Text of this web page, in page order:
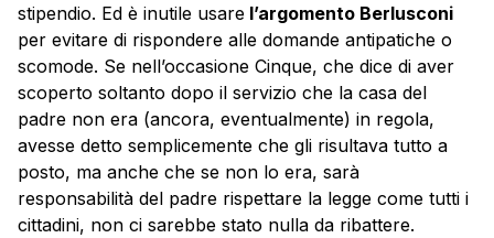
stipendio. Ed è inutile usare l’argomento Berlusconi
per evitare di rispondere alle domande antipatiche o
scomode. Se nell’occasione Cinque, che dice di aver
scoperto soltanto dopo il servizio che la casa del
padre non era (ancora, eventualmente) in regola,
avesse detto semplicemente che gli risultava tutto a
posto, ma anche che se non lo era, sarà
responsabilità del padre rispettare la legge come tutti i
cittadini, non ci sarebbe stato nulla da ribattere.